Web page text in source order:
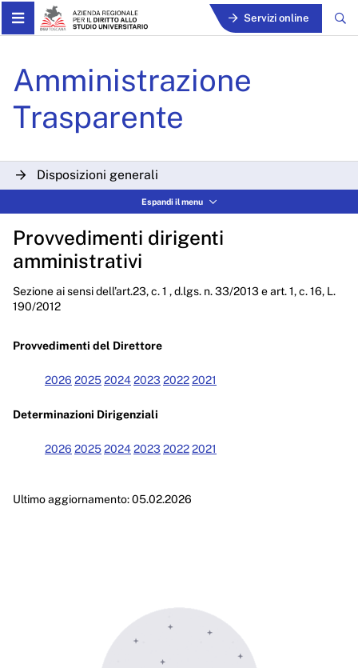
Skip to Main Content Servizi online
Amministrazione
Trasparente
Disposizioni generali
Consulenti e collaboratori
Personale
Bandi di concorso
Performance
Enti controllati
Provvedimenti dirigenti amministrativi
Beni immobili e gestione patrimonio
Espandi il menu
Provvedimenti dirigenti
amministrativi
Sezione ai sensi dell’art.23, c. 1 , d.lgs. n. 33/2013 e art. 1, c. 16, L.
190/2012
Provvedimenti del Direttore
2026 202520242023 20222021
Determinazioni Dirigenziali
2026 202520242023 20222021
Ultimo aggiornamento: 05.02.2026